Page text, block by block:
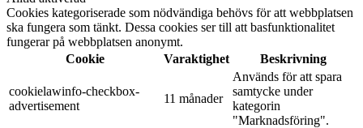
Cookies kategoriserade som nödvändiga behövs för att webbplatsen
ska fungera som tänkt. Dessa cookies ser till att basfunktionalitet
fungerar på webbplatsen anonymt.
Cookie
Varaktighet Beskrivning
cookielawinfo-checkbox-
advertisement
11 månader
Används för att spara
samtycke under
kategorin
"Marknadsföring".